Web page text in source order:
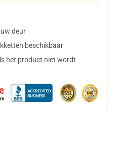
deur
beschikbaar
het product niet wordt